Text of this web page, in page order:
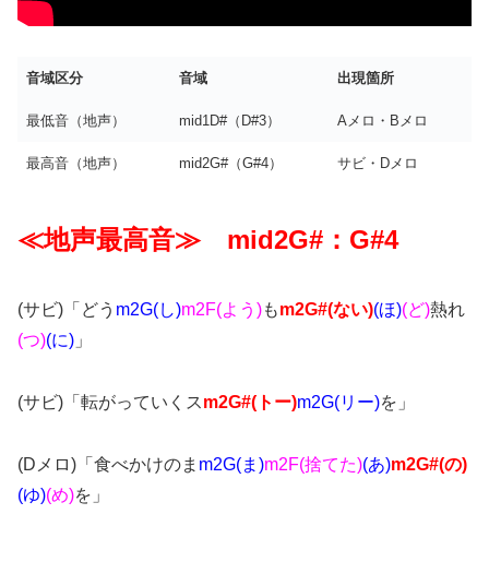
音域区分 音域 出現箇所
最低音（地声） mid1D#（D#3） Aメロ・Bメロ
最高音（地声） mid2G#（G#4） サビ・Dメロ
≪地声最高音≫ mid2G#：G#4
(サビ)「どう m2G(し)m2F(よう)もm2G#(ない)(ほ)(ど)熱れ
(つ)(に) 」
(サビ)「転がっていくスm2G#(トー)m2G(リー)を」
(Dメロ)「食べかけのま m2G(ま)m2F(捨てた)(あ)m2G#(の)
(ゆ)(め)を」